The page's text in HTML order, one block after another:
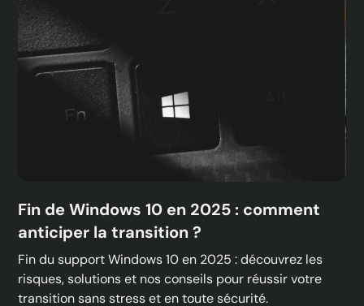
Fin de Windows 10 en 2025 : comment
anticiper la transition ?
Fin du support Windows 10 en 2025 : découvrez les
risques, solutions et nos conseils pour réussir votre
transition sans stress et en toute sécurité.